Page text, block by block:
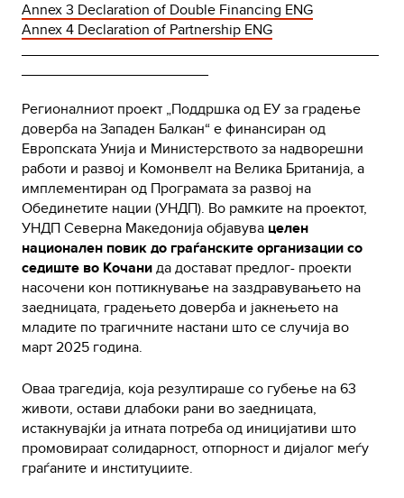
Annex 3 Declaration of Double Financing ENG
Annex 4 Declaration of Partnership ENG
Регионалниот проект „Поддршка од ЕУ за градење
доверба на Западен Балкан“ е финансиран од
Европската Унија и Министерството за надворешни
работи и развој и Комонвелт на Велика Британија, а
имплементиран од Програмата за развој на
Обединетите нации (УНДП). Во рамките на проектот,
УНДП Северна Македонија објавува целен
национален повик до граѓанските организации со
седиште во Кочанида достават предлог- проекти
насочени кон поттикнување на заздравувањето на
заедницата, градењето доверба и јакнењето на
младите по трагичните настани што се случија во
март 2025 година.
Оваа трагедија, која резултираше со губење на 63
животи, остави длабоки рани во заедницата,
истакнувајќи ја итната потреба од иницијативи што
промовираат солидарност, отпорност и дијалог меѓу
граѓаните и институциите.